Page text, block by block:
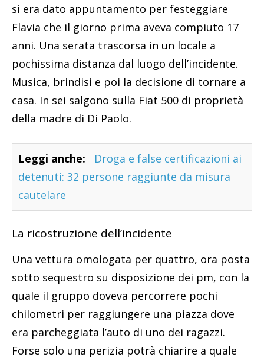
si era dato appuntamento per festeggiare
Flavia che il giorno prima aveva compiuto 17
anni. Una serata trascorsa in un locale a
pochissima distanza dal luogo dell’incidente.
Musica, brindisi e poi la decisione di tornare a
casa. In sei salgono sulla Fiat 500 di proprietà
della madre di Di Paolo.
Leggi anche:
Droga e false certificazioni ai
detenuti: 32 persone raggiunte da misura
cautelare
La ricostruzione dell’incidente
Una vettura omologata per quattro, ora posta
sotto sequestro su disposizione dei pm, con la
quale il gruppo doveva percorrere pochi
chilometri per raggiungere una piazza dove
era parcheggiata l’auto di uno dei ragazzi.
Forse solo una perizia potrà chiarire a quale